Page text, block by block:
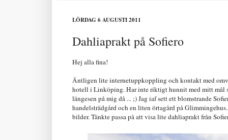
LÖRDAG 6 AUGUSTI 2011
Dahliaprakt på Sofiero
Hej alla fina!
Äntligen lite internetuppkoppling och kontakt med
hotell i Linköping. Har inte riktigt hunnit med mitt mål
längesen på mig då ... ;) Jag iaf sett ett blomstrande
handelsträdgård och en liten örtagård på
bilder. Tänkte passa på att visa lite dahliaprakt från